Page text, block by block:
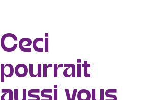
Ceci
pourrait